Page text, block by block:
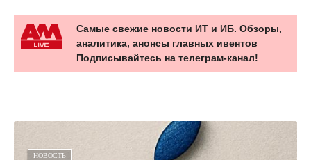
Самые свежие новости ИТ и ИБ. Обзоры,
аналитика, анонсы главных ивентов
Подписывайтесь на телеграм-канал!
НОВОСТЬ